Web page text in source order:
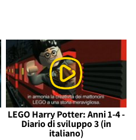
LEGO Harry Potter: Anni 1-4 -
Diario di sviluppo 3 (in
italiano)